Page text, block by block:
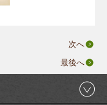
次へ
最後へ